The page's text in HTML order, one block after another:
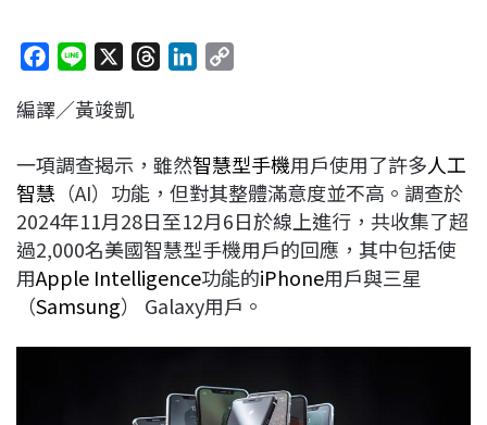
c
b
o
o
k
n
a
d
s
e
d
I
n
L
i
n
k
編譯／黃竣凱
一項調查揭示，雖然智慧型手機用戶使用了許多人工
智慧 （AI）功能，但對其整體滿意度並不高。調查於
2024年11月28日至12月6日於線上進行，共收集了超
過2,000名美國智慧型手機用戶的回應，其中包括使
用Apple Intelligence功能的iPhone用戶與三星
（Samsung） Galaxy用戶。